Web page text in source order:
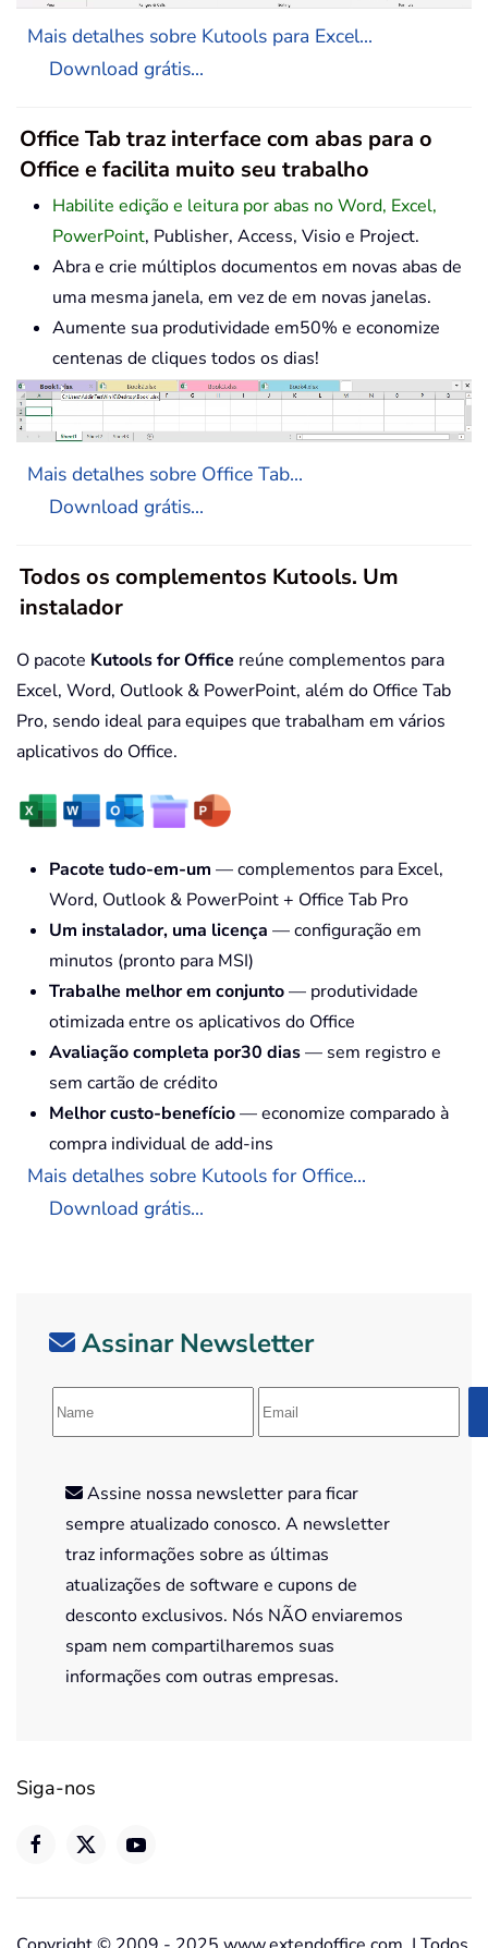
Mais detalhes sobre Kutools para Excel...
Download grátis...
Office Tab traz interface com abas para o
Office e facilita muito seu trabalho
Habilite edição e leitura por abas no Word, Excel,
PowerPoint, Publisher, Access, Visio e Project.
Abra e crie múltiplos documentos em novas abas de
uma mesma janela, em vez de em novas janelas.
Aumente sua produtividade em50% e economize
centenas de cliques todos os dias!
Mais detalhes sobre Office Tab...
Download grátis...
Todos os complementos Kutools. Um
instalador
O pacote Kutools for Office reúne complementos para
Excel, Word, Outlook & PowerPoint, além do Office Tab
Pro, sendo ideal para equipes que trabalham em vários
aplicativos do Office.
Pacote tudo-em-um — complementos para Excel,
Word, Outlook & PowerPoint + Office Tab Pro
Um instalador, uma licença — configuração em
minutos (pronto para MSI)
Trabalhe melhor em conjunto— produtividade
otimizada entre os aplicativos do Office
Avaliação completa por30 dias— sem registro e
sem cartão de crédito
Melhor custo-benefício— economize comparado à
compra individual de add-ins
Mais detalhes sobre Kutools for Office...
Download grátis...
Assinar Newsletter
Assine nossa newsletter para ficar
sempre atualizado conosco. A newsletter
traz informações sobre as últimas
atualizações de software e cupons de
desconto exclusivos. Nós NÃO enviaremos
spam nem compartilharemos suas
informações com outras empresas.
Siga-nos